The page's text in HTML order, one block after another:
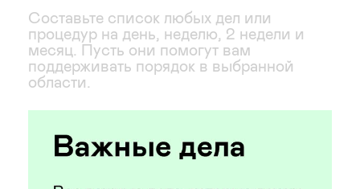
Составьте список любых дел или
процедур на день, неделю, 2 недели и
месяц. Пусть они помогут вам
поддерживать порядок в выбранной
области.